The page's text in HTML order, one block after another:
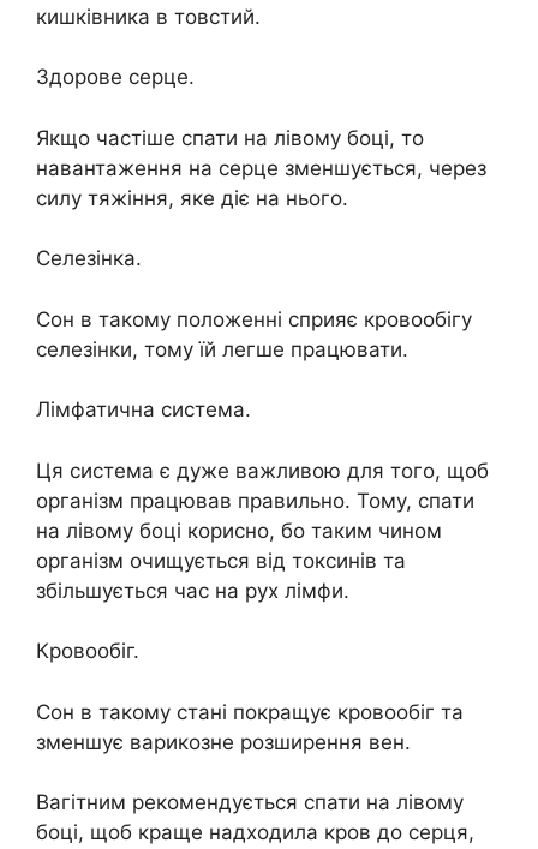
кишківника в товстий.
Здорове серце.
Якщо частіше спати на лівому боці, то
навантаження на серце зменшується, через
силу тяжіння, яке діє на нього.
Селезінка.
Сон в такому положенні сприяє кровообігу
селезінки, тому їй легше працювати.
Лімфатична система.
Ця система є дуже важливою для того, щоб
організм працював правильно. Тому, спати
на лівому боці корисно, бо таким чином
організм очищується від токсинів та
збільшується час на рух лімфи.
Кровообіг.
Сон в такому стані покращує кровообіг та
зменшує варикозне розширення вен.
Вагітним рекомендується спати на лівому
боці, щоб краще надходила кров до серця,